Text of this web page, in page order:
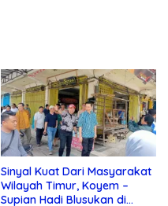
Sinyal Kuat Dari Masyarakat
Wilayah Timur, Koyem –
Supian Hadi Blusukan di